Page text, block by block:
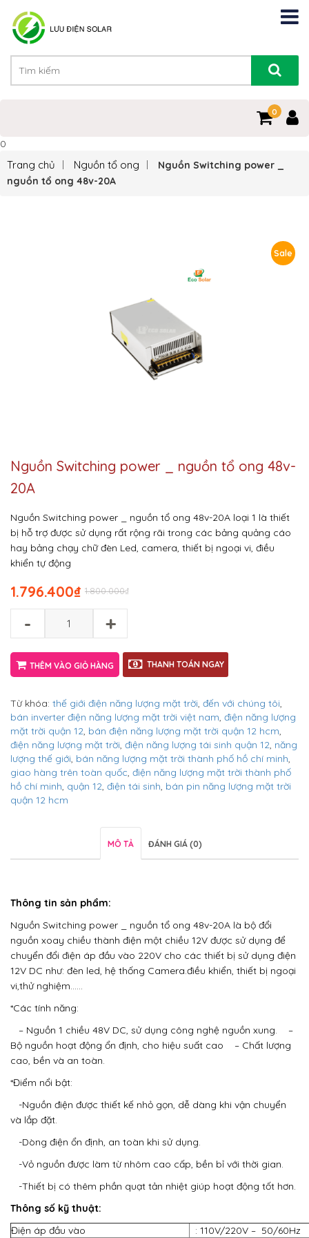
0
0
Trang chủ Nguồn tổ ong
Nguồn Switching power _
nguồn tổ ong 48v-20A
Sale
Nguồn Switching power _ nguồn tổ ong 48v-
20A
Nguồn Switching power _ nguồn tổ ong 48v-20A loại 1 là thiết
bị hỗ trợ được sử dụng rất rộng rãi trong các bảng quảng cáo
hay bảng chạy chữ đèn Led, camera, thiết bị ngoại vi, điều
khiển tự động
₫
1.800.000
₫
1.796.400
- +
THÊM VÀO GIỎ HÀNG THANH TOÁN NGAY
Từ khóa: thế giới điện năng lượng mặt trời, đến với chúng tôi,
bán inverter điện năng lượng mặt trời việt nam, điện năng lượng
mặt trời quận 12, bán điện năng lượng mặt trời quận 12 hcm,
điện năng lượng mặt trời, điện năng lượng tái sinh quận 12, năng
lượng thế giới, bán năng lượng mặt trời thành phố hồ chí minh,
giao hàng trên toàn quốc, điện năng lượng mặt trời thành phố
hồ chí minh, quận 12, điện tái sinh, bán pin năng lượng mặt trời
quận 12 hcm
MÔ TẢ ĐÁNH GIÁ (0)
Thông tin sản phẩm:
Nguồn Switching power
nguồn tổ ong 48v-20A là bộ đổi
nguồn xoay chiều thành điện một chiều 12V được sử dụng để
chuyển đổi điện áp đầu vào 220V cho các thiết bị sử dụng điện
12V DC như: đèn led, hệ thống Camera.điều khiển, thiết bị ngoại
vi,thử nghiệm……
*Các tính năng:
– Nguồn 1 chiều 48V DC, sử dụng công nghệ nguồn xung.
–
Bộ nguồn hoạt động ổn định, cho hiệu suất cao
– Chất lượng
cao, bền và an toàn.
*Điểm nổi bật:
-Nguồn điện được thiết kế nhỏ gọn, dễ dàng khi vận chuyển
và lắp đặt.
-Dòng điện ổn định, an toàn khi sử dụng.
-Vỏ nguồn được làm từ nhôm cao cấp, bền bỉ với thời gian.
-Thiết bị có thêm phần quạt tản nhiệt giúp hoạt động tốt hơn.
Thông số kỹ thuật:
Điện áp đầu vào
: 110V/220V – 50/60Hz